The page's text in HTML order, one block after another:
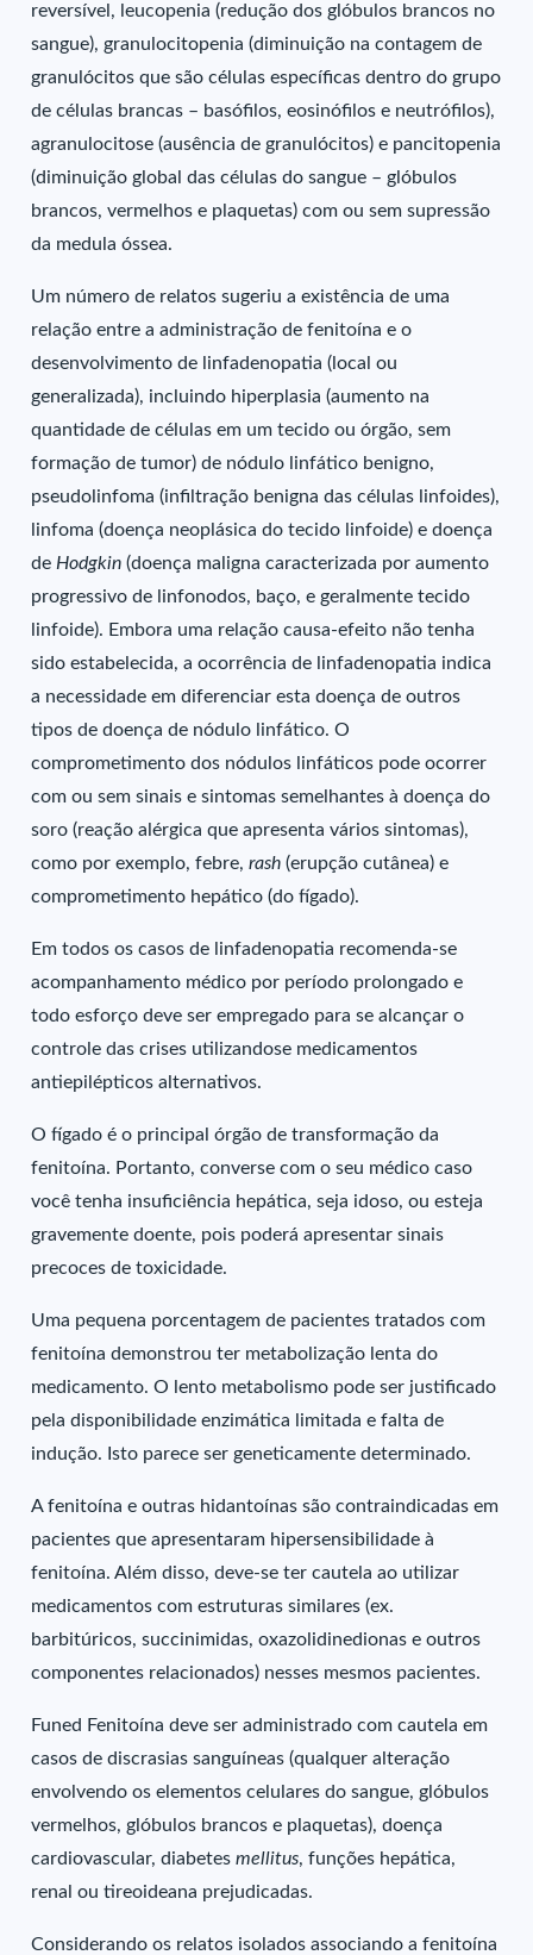
reversível, leucopenia (redução dos glóbulos brancos no
sangue), granulocitopenia (diminuição na contagem de
granulócitos que são células específicas dentro do grupo
de células brancas – basófilos, eosinófilos e neutrófilos),
agranulocitose (ausência de granulócitos) e pancitopenia
(diminuição global das células do sangue – glóbulos
brancos, vermelhos e plaquetas) com ou sem supressão
da medula óssea.
Um número de relatos sugeriu a existência de uma
relação entre a administração de fenitoína e o
desenvolvimento de linfadenopatia (local ou
generalizada), incluindo hiperplasia (aumento na
quantidade de células em um tecido ou órgão, sem
formação de tumor) de nódulo linfático benigno,
pseudolinfoma (infiltração benigna das células linfoides),
linfoma (doença neoplásica do tecido linfoide) e doença
de Hodgkin(doença maligna caracterizada por aumento
progressivo de linfonodos, baço, e geralmente tecido
linfoide). Embora uma relação causa-efeito não tenha
sido estabelecida, a ocorrência de linfadenopatia indica
a necessidade em diferenciar esta doença de outros
tipos de doença de nódulo linfático. O
comprometimento dos nódulos linfáticos pode ocorrer
com ou sem sinais e sintomas semelhantes à doença do
soro (reação alérgica que apresenta vários sintomas),
como por exemplo, febre,rash (erupção cutânea) e
comprometimento hepático (do fígado).
Em todos os casos de linfadenopatia recomenda-se
acompanhamento médico por período prolongado e
todo esforço deve ser empregado para se alcançar o
controle das crises utilizandose medicamentos
antiepilépticos alternativos.
O fígado é o principal órgão de transformação da
fenitoína. Portanto, converse com o seu médico caso
você tenha insuficiência hepática, seja idoso, ou esteja
gravemente doente, pois poderá apresentar sinais
precoces de toxicidade.
Uma pequena porcentagem de pacientes tratados com
fenitoína demonstrou ter metabolização lenta do
medicamento. O lento metabolismo pode ser justificado
pela disponibilidade enzimática limitada e falta de
indução. Isto parece ser geneticamente determinado.
A fenitoína e outras hidantoínas são contraindicadas em
pacientes que apresentaram hipersensibilidade à
fenitoína. Além disso, deve-se ter cautela ao utilizar
medicamentos com estruturas similares (ex.
barbitúricos, succinimidas, oxazolidinedionas e outros
componentes relacionados) nesses mesmos pacientes.
Funed Fenitoína deve ser administrado com cautela em
casos de discrasias sanguíneas (qualquer alteração
envolvendo os elementos celulares do sangue, glóbulos
vermelhos, glóbulos brancos e plaquetas), doença
cardiovascular, diabetesmellitus, funções hepática,
renal ou tireoideana prejudicadas.
Considerando os relatos isolados associando a fenitoína